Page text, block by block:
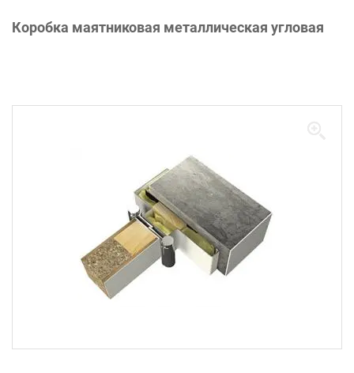
Коробка маятниковая металлическая угловая